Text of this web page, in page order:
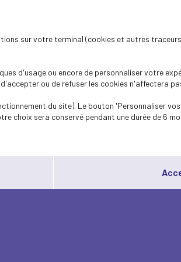
sur votre terminal (cookies et autres
d'usage ou encore de personnaliser votre
ou de refuser les cookies n'affectera
du site). Le bouton 'Personnaliser
choix sera conservé pendant une durée de 6